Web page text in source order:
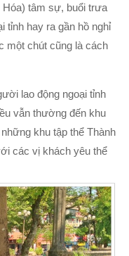
tâm sự, buổi trưa
tỉnh hay ra gần hồ nghỉ
một chút cũng là cách
lao động ngoại tỉnh
vẫn thường đến khu
khu tập thể Thành
các vị khách yêu thể